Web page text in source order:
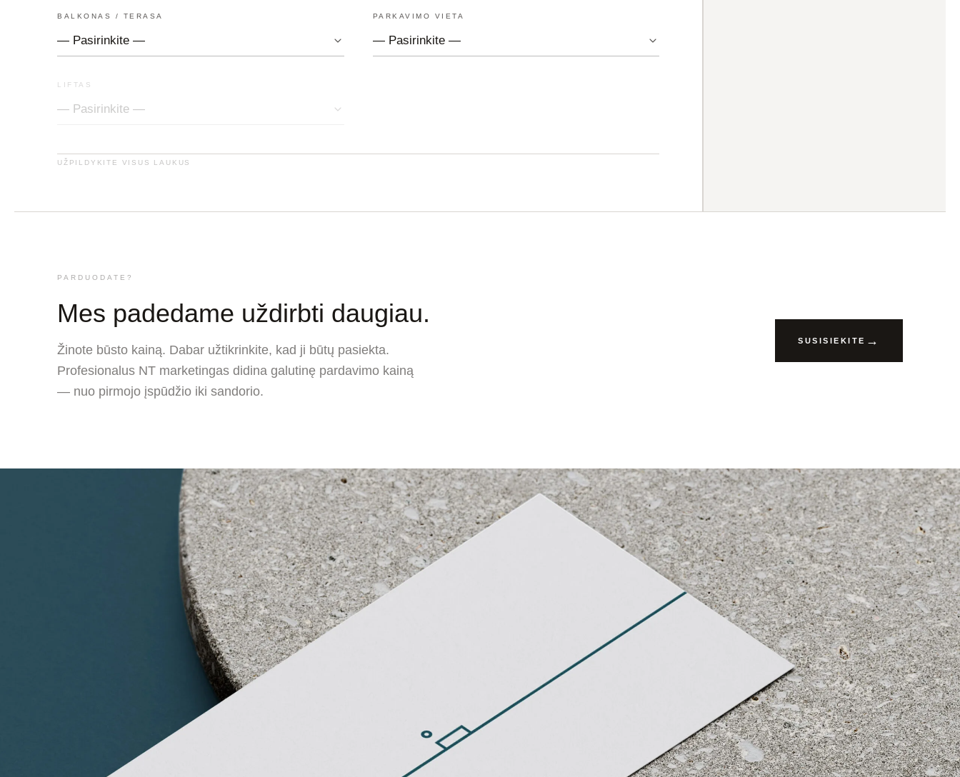
BALKONAS / TERASA PARKAVIMO VIETA
LIFTAS
UŽPILDYKITE VISUS LAUKUS
PARDUODATE?
Mes padedame uždirbti daugiau.
Žinote būsto kainą. Dabar užtikrinkite, kad ji būtų pasiekta.
Profesionalus NT marketingas didina galutinę pardavimo kainą
— nuo pirmojo įspūdžio iki sandorio.
SUSISIEKITE